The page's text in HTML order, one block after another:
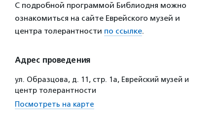
С подробной программой Библиодня можно
ознакомиться на сайте Еврейского музей и
центра толерантности по ссылке.
Адрес проведения
ул. Образцова, д. 11, стр. 1а, Еврейский музей и
центр толерантности
Посмотреть на карте